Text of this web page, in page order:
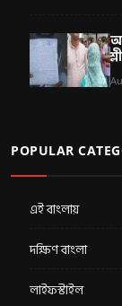
POPULAR
এই বাংলায়
দক্ষিণ বাংলা
লাইফস্টাইল